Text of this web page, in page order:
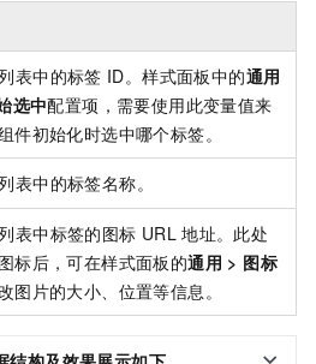
表中的标签 ID。样式面板中的通用
选中配置项，需要使用此变量值来
件初始化时选中哪个标签。
表中的标签名称。
表中标签的图标 URL 地址。此处
标后，可在样式面板的通用 > 图标
图片的大小、位置等信息。